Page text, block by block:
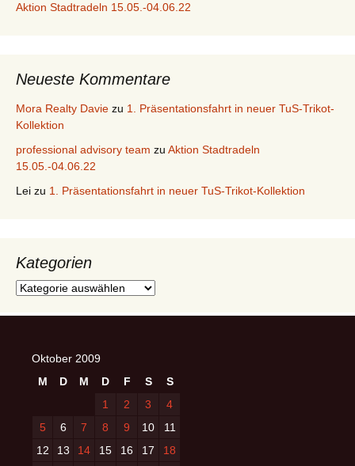
Aktion Stadtradeln 15.05.-04.06.22
Neueste Kommentare
Mora Realty Davie zu 1. Präsentationsfahrt in neuer TuS-Trikot-
Kollektion
professional advisory team zu Aktion Stadtradeln
15.05.-04.06.22
Lei zu 1. Präsentationsfahrt in neuer TuS-Trikot-Kollektion
Kategorien
Kategorien
Oktober 2009
M
D M D F S
S
1
2 3
4
5
6 7 8 9 10
11
12
13 14 15 16 17
18